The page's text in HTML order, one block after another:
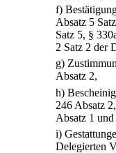
f)
Absatz 5
Satz 5, §
2 Satz 2 der
g)
Absatz 2,
h)
246 Absatz
Absatz 1 und
i)
Delegierten